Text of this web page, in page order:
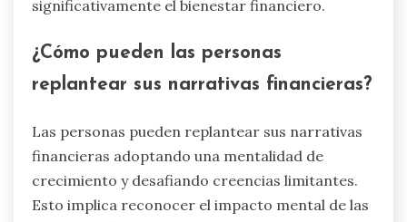
Establezca objetivos específicos y medibles para
Considere buscar asesoramiento profesional
para estrategias personalizadas, ya que las ideas
de expertos pueden revelar puntos ciegos.
Revise regularmente los planes financieros para
adaptarse a los cambios en la vida, reforzando
un enfoque proactivo.